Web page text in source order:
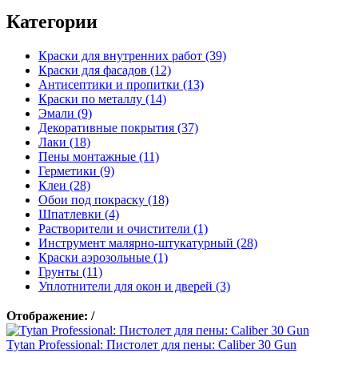
Категории
Краски для внутренних работ (39)
Краски для фасадов (12)
Антисептики и пропитки (13)
Краски по металлу (14)
Эмали (9)
Декоративные покрытия (37)
Лаки (18)
Пены монтажные (11)
Герметики (9)
Клеи (28)
Обои под покраску (18)
Шпатлевки (4)
Растворители и очистители (1)
Инструмент малярно-штукатурный (28)
Краски аэрозольные (1)
Грунты (11)
Уплотнители для окон и дверей (3)
Отображение: /
Tytan Professional: Пистолет для пены: Caliber 30 Gun